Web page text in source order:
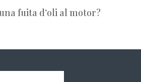
fuita d’oli al motor?